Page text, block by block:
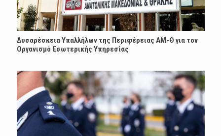
Δυσαρέσκεια Υπαλλήλων της Περιφέρειας ΑΜ-Θ για τον
Οργανισμό Εσωτερικής Υπηρεσίας